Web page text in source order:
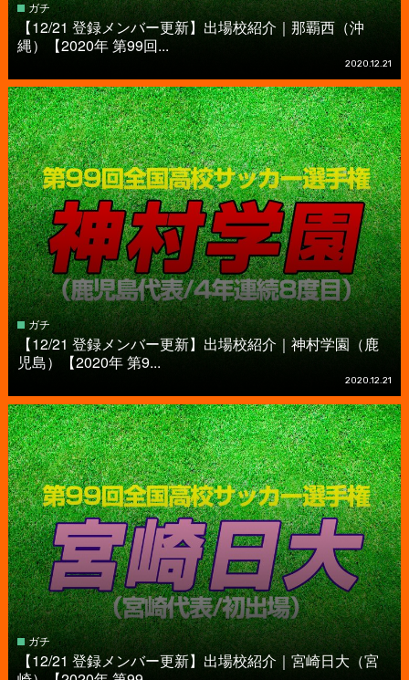
ガチ
【12/21 登録メンバー更新】出場校紹介｜那覇西（沖
縄）【2020年 第99回...
2020.12.21
ガチ
【12/21 登録メンバー更新】出場校紹介｜神村学園（鹿
児島）【2020年 第9...
2020.12.21
ガチ
【12/21 登録メンバー更新】出場校紹介｜宮崎日大（宮